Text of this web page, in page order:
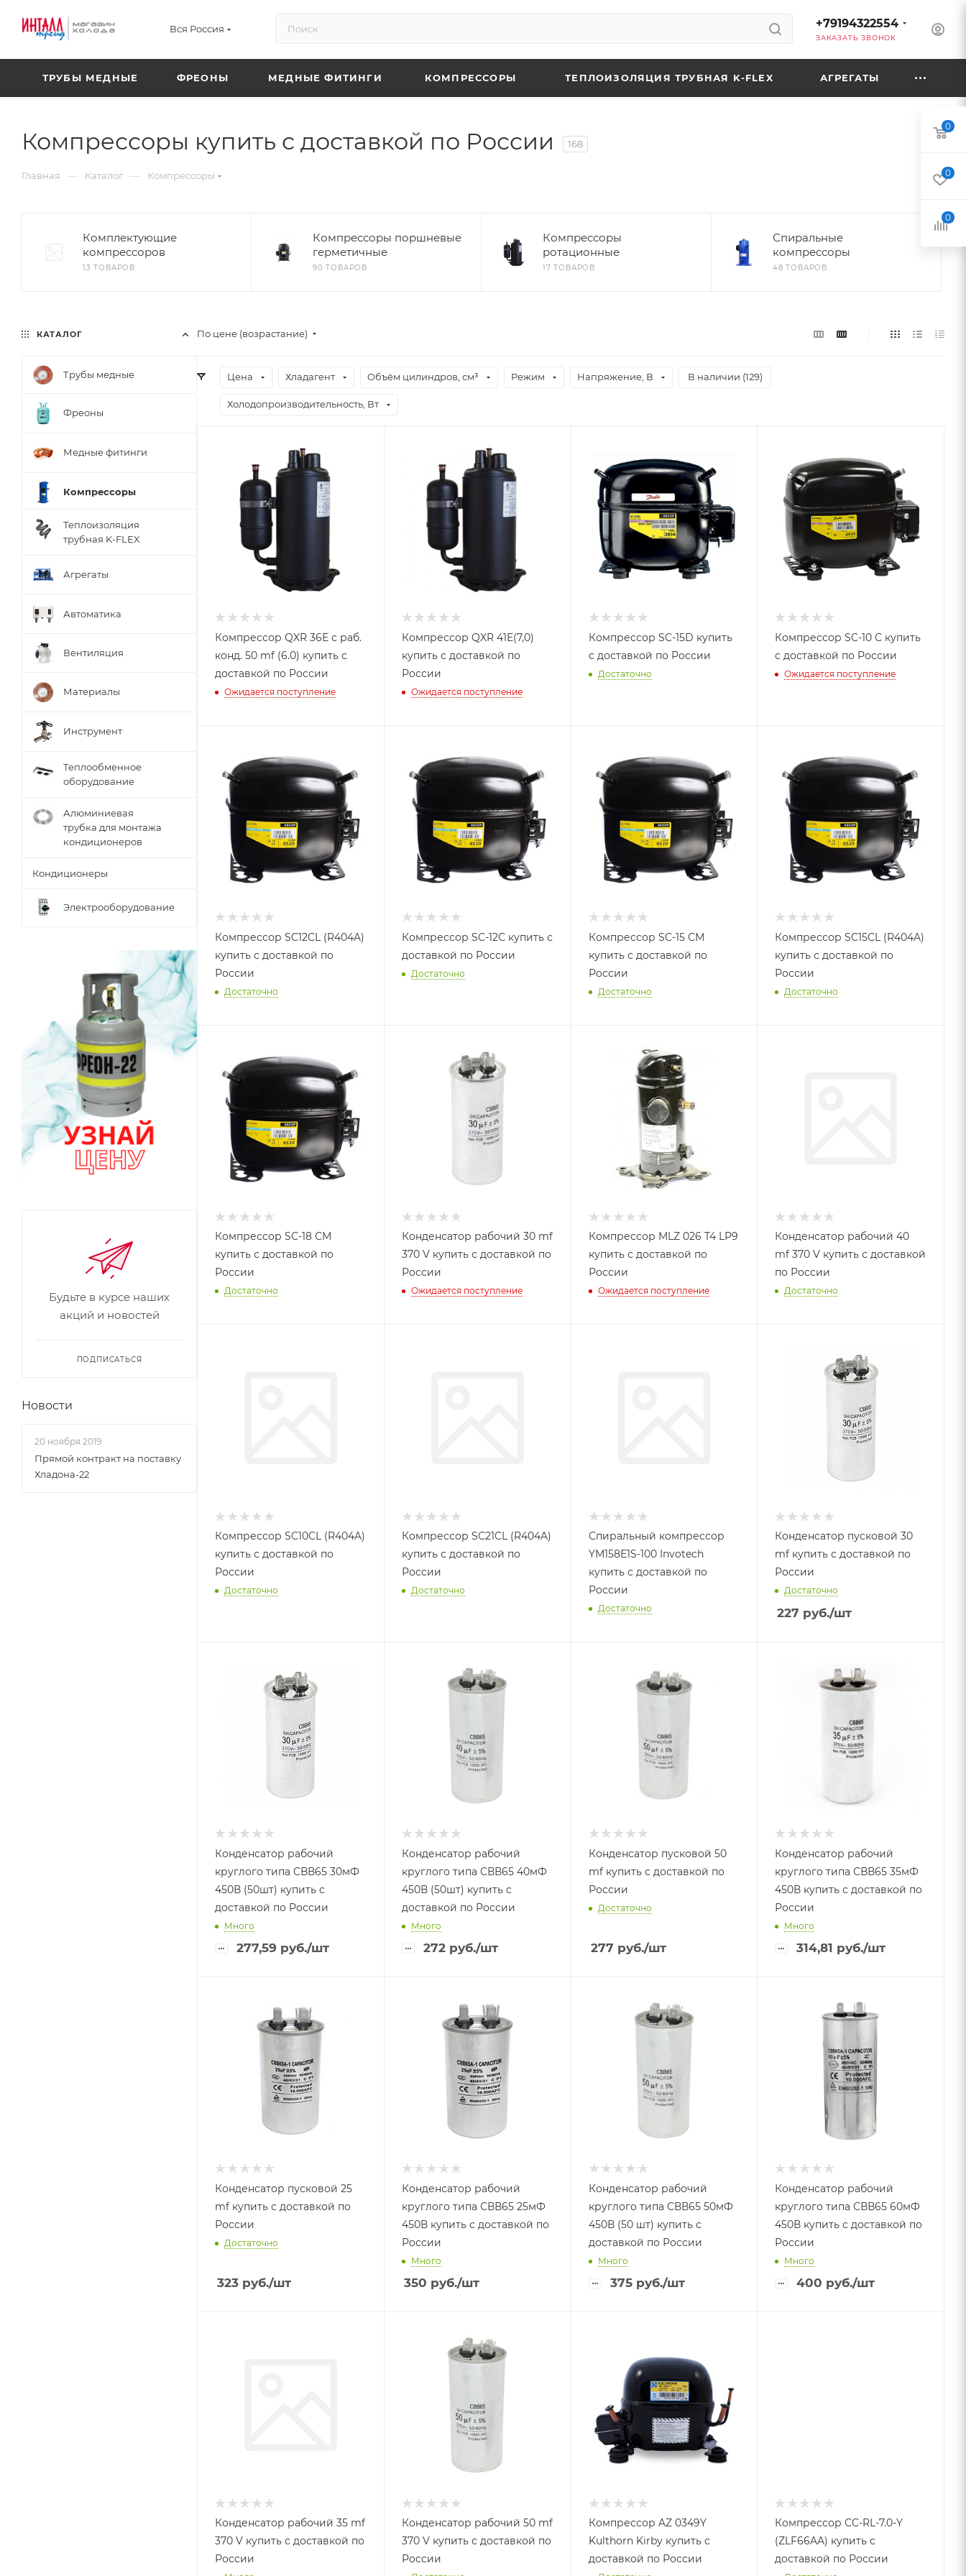
Вся Россия +79194322554
ЗАКАЗАТЬ ЗВОНОК
ТРУБЫ МЕДНЫЕ ФРЕОНЫ МЕДНЫЕ ФИТИНГИ КОМПРЕССОРЫ ТЕПЛОИЗОЛЯЦИЯ ТРУБНАЯ K-FLEX АГРЕГАТЫ
Компрессоры купить с доставкой по России 168
Главная — Каталог — Компрессоры
Комплектующие
компрессоров
13 ТОВАРОВ
Компрессоры поршневые
герметичные
90 ТОВАРОВ
Компрессоры
ротационные
17 ТОВАРОВ
Спиральные
компрессоры
48 ТОВАРОВ
По цене (возрастание)
Цена Хладагент Объём цилиндров, см³ Режим Напряжение, В В наличии (129)
Холодопроизводительность, Вт
Компрессор QXR 36E с раб.
конд. 50 mf (6.0) купить с
доставкой по России
Ожидается поступление
Компрессор QXR 41E(7,0)
купить с доставкой по
России
Ожидается поступление
Компрессор SC-15D купить
с доставкой по России
Достаточно
Компрессор SC-10 С купить
с доставкой по России
Ожидается поступление
Компрессор SC12CL (R404A)
купить с доставкой по
России
Достаточно
Компрессор SC-12С купить с
доставкой по России
Достаточно
Компрессор SC-15 СМ
купить с доставкой по
России
Достаточно
Компрессор SC15CL (R404A)
купить с доставкой по
России
Достаточно
Компрессор SC-18 СМ
купить с доставкой по
России
Достаточно
Конденсатор рабочий 30 mf
370 V купить с доставкой по
России
Ожидается поступление
Компрессор MLZ 026 T4 LP9
купить с доставкой по
России
Ожидается поступление
Конденсатор рабочий 40
mf 370 V купить с доставкой
по России
Достаточно
Компрессор SC10CL (R404A)
купить с доставкой по
России
Достаточно
Компрессор SC21CL (R404A)
купить с доставкой по
России
Достаточно
Спиральный компрессор
YM158E1S-100 Invotech
купить с доставкой по
России
Достаточно
Конденсатор пусковой 30
mf купить с доставкой по
России
Достаточно
227 руб./шт
Конденсатор рабочий
круглого типа СВВ65 30мФ
450В (50шт) купить с
доставкой по России
Много
277,59 руб./шт
Конденсатор рабочий
круглого типа СВВ65 40мФ
450В (50шт) купить с
доставкой по России
Много
272руб./шт
Конденсатор пусковой 50
mf купить с доставкой по
России
Достаточно
277 руб./шт
Конденсатор рабочий
круглого типа СВВ65 35мФ
450В купить с доставкой по
России
Много
314,81 руб./шт
Конденсатор пусковой 25
mf купить с доставкой по
России
Достаточно
323 руб./шт
Конденсатор рабочий
круглого типа СВВ65 25мФ
450В купить с доставкой по
России
Много
350 руб./шт
Конденсатор рабочий
круглого типа СВВ65 50мФ
450В (50 шт) купить с
доставкой по России
Много
375руб./шт
Конденсатор рабочий
круглого типа СВВ65 60мФ
450В купить с доставкой по
России
Много
400 руб./шт
Конденсатор рабочий 35 mf
370 V купить с доставкой по
России
Конденсатор рабочий 50 mf
370 V купить с доставкой по
России
Компрессор AZ 0349Y
Kulthorn Kirby купить с
доставкой по России
Компрессор CC-RL-7.0-Y
(ZLF66AA) купить с
доставкой по России
КАТАЛОГ
Трубы медные
Фреоны
Медные фитинги
Компрессоры
Теплоизоляция
трубная K-FLEX
Агрегаты
Автоматика
Вентиляция
Материалы
Инструмент
Теплообменное
оборудование
Алюминиевая
трубка для монтажа
кондиционеров
Кондиционеры
Электрооборудование
Будьте в курсе наших
акций и новостей
ПОДПИСАТЬСЯ
Новости
20 ноября 2019
Прямой контракт на поставку
Хладона-22
0
0
0